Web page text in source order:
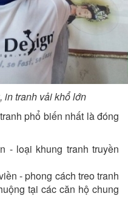
in tranh vải khổ lớn
phổ biến nhất là đóng
- loại khung tranh truyền
- phong cách treo tranh
tại các căn hộ chung